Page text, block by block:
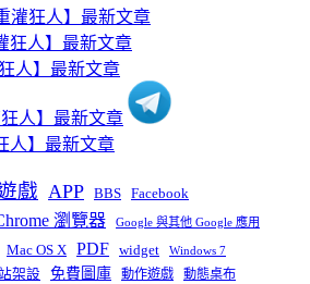
戲 APP BBS Facebook
瀏覽器 Google 與其他 Google 應用
Mac OS X PDF widget Windows 7
架設 免費圖庫 動作遊戲 動態桌布